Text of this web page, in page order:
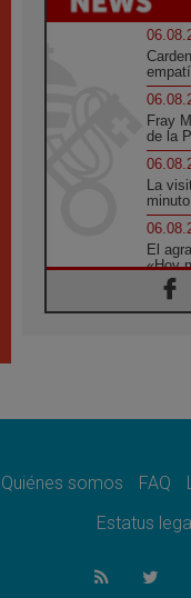
Fray
de la
La
minuto
El
«Hoy
paz
Sturla:
León
Quiénes somos FAQ
Estatus legal